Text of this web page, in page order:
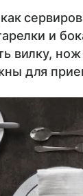
и
вилку,
для